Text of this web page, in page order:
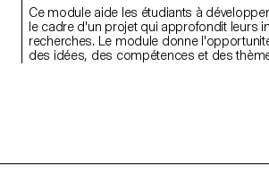
Ce module aide les étudiants à
le cadre d'un projet qui approfondit leurs
recherches. Le module donne
des idées, des compétences et des